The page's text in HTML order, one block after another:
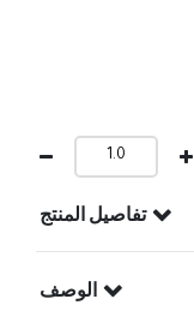
تفاصيل المنتج
الوصف